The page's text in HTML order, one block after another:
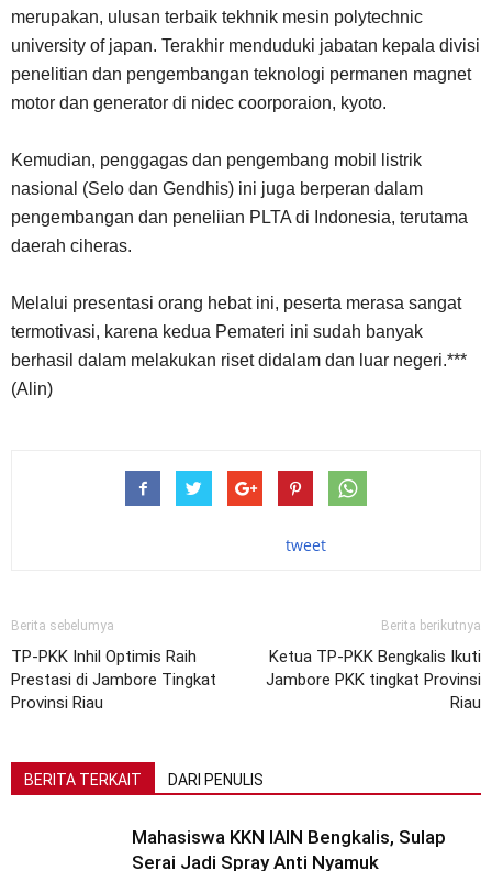
merupakan, ulusan terbaik tekhnik mesin polytechnic
university of japan. Terakhir menduduki jabatan kepala divisi
penelitian dan pengembangan teknologi permanen magnet
motor dan generator di nidec coorporaion, kyoto.
Kemudian, penggagas dan pengembang mobil listrik
nasional (Selo dan Gendhis) ini juga berperan dalam
pengembangan dan peneliian PLTA di Indonesia, terutama
daerah ciheras.
Melalui presentasi orang hebat ini, peserta merasa sangat
termotivasi, karena kedua Pemateri ini sudah banyak
berhasil dalam melakukan riset didalam dan luar negeri.***
(Alin)
tweet
Berita sebelumya
TP-PKK Inhil Optimis Raih
Prestasi di Jambore Tingkat
Provinsi Riau
Berita berikutnya
Ketua TP-PKK Bengkalis Ikuti
Jambore PKK tingkat Provinsi
Riau
BERITA TERKAIT DARI PENULIS
Mahasiswa KKN IAIN Bengkalis, Sulap
Serai Jadi Spray Anti Nyamuk